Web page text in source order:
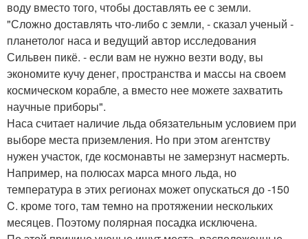
воду вместо того, чтобы доставлять ее с земли.
"Сложно доставлять что-либо с земли, - сказал ученый -
планетолог наса и ведущий автор исследования
Сильвен пикё. - если вам не нужно везти воду, вы
экономите кучу денег, пространства и массы на своем
космическом корабле, а вместо нее можете захватить
научные приборы".
Наса считает наличие льда обязательным условием при
выборе места приземления. Но при этом агентству
нужен участок, где космонавты не замерзнут насмерть.
Например, на полюсах марса много льда, но
температура в этих регионах может опускаться до -150
C. кроме того, там темно на протяжении нескольких
месяцев. Поэтому полярная посадка исключена.